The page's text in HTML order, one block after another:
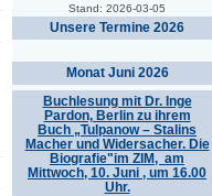
Stand: 2026-03-05
Unsere Termine 2026
Monat Juni 2026
Buchlesung mit Dr. Inge
Pardon, Berlin zu ihrem
Buch „Tulpanow – Stalins
Macher und Widersacher. Die
Biografie"im ZIM, am
Mittwoch, 10. Juni , um 16.00
Uhr.